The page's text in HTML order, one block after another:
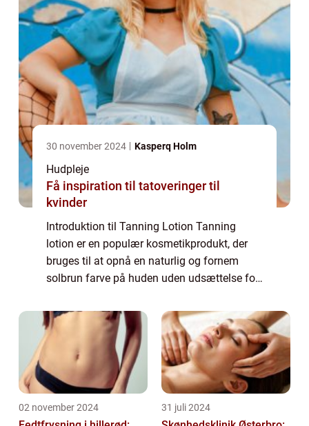
30 november 2024 Kasperq Holm
Hudpleje
Få inspiration til tatoveringer til
kvinder
Introduktion til Tanning Lotion Tanning
lotion er en populær kosmetikprodukt, der
bruges til at opnå en naturlig og fornem
solbrun farve på huden uden udsættelse for
meget efterspurgt af skønheds- og kosm...
02 november 2024 31 juli 2024